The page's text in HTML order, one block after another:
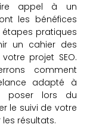
appel à un
les bénéfices
étapes pratiques
un cahier des
projet SEO.
comment
adapté à
poser lors du
le suivi de votre
résultats.